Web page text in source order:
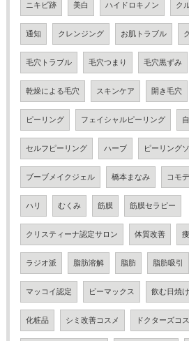
ニキビ跡 美白 ハイドロキノン ク
通知 クレンジング お肌トラブル
毛穴トラブル 毛穴つまり 毛穴黒ずみ
乾燥による毛穴 スキンケア 開き毛穴
ピーリング フェイシャルピーリング
セルフピーリング ハーブ ピーリング
ブーブメイクジェル 橋本まなみ コモ
ハリ むくみ 筋膜 筋膜セラピー
クリスティーナ認定サロン 体質改善
ラジオ派 脂肪溶解 脂肪 脂肪吸引
マッコイ認定 ビーマックス 飲む日焼
化粧品 シミ改善コスメ ドクターズコ